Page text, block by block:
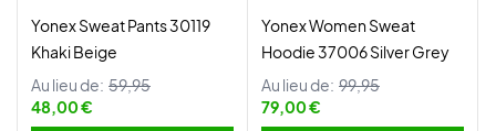
Yonex Sweat Pants 30119
Khaki Beige
Au lieu de: 59,95
48,00 €
Yonex Women Sweat
Hoodie 37006 Silver Grey
Au lieu de: 99,95
79,00 €